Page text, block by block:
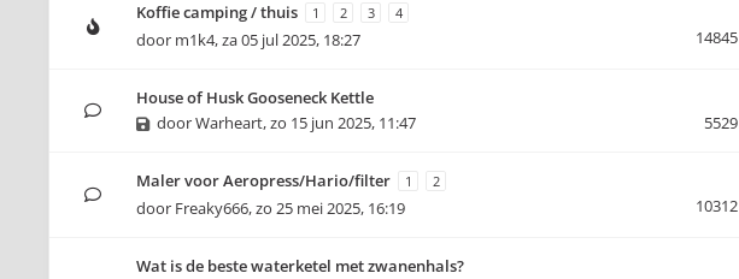
Koffie camping / thuis 1 2 3 4
door m1k4,za 05 jul 2025, 18:27
14845
House of Husk Gooseneck Kettle
doorWarheart,zo 15 jun 2025, 11:47
5529
Maler voor Aeropress/Hario/filter 1 2
door Freaky666,zo 25 mei 2025, 16:19
10312
Wat is de beste waterketel met zwanenhals?